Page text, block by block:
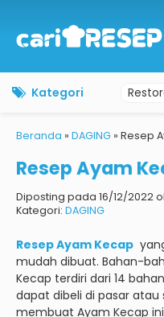
Kategori
Beranda » DAGING» Resep
Resep Ayam
Diposting pada 16/12/2022
Kategori: DAGING
Resep Ayam Kecap
mudah dibuat. Bahan-
Kecap terdiri dari 14
dapat dibeli di pasar
membuat Ayam Kecap